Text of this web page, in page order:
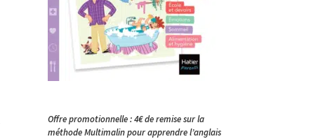
Offre promotionnelle : 4€ de remise sur la
méthode Multimalin pour apprendre l’anglais